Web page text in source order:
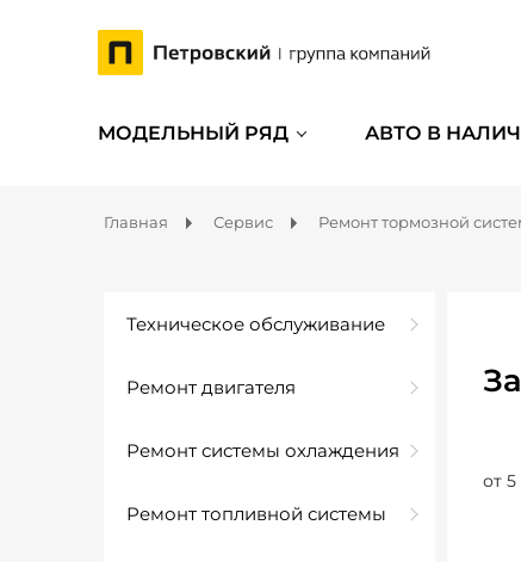
МОДЕЛЬНЫЙ РЯД АВТО В
Главная Сервис Ремонт тормозной
Техническое обслуживание
Ремонт двигателя
Ремонт системы охлаждения
Ремонт топливной системы
от 5